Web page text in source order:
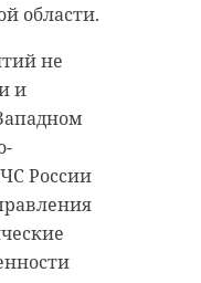
области.
не
и
России